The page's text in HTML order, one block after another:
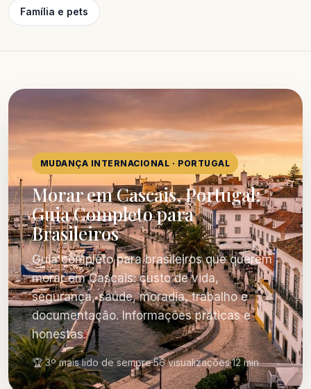
Família e pets
MUDANÇA INTERNACIONAL · PORTUGAL
Morar em Cascais, Portugal:
Guia Completo para
Brasileiros
Guia completo para brasileiros que querem
morar em Cascais: custo de vida,
segurança, saúde, moradia, trabalho e
documentação. Informações práticas e
honestas.
🏆 3º mais lido de sempre·56 visualizações·12 min